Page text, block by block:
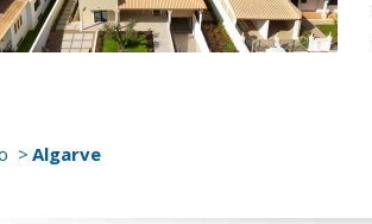
Algarve